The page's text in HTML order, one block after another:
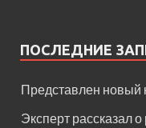
ПОСЛЕДНИЕ
Представлен новый
Эксперт рассказал